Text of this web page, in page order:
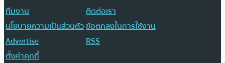
ทีมงาน
ติดต่อเรา
นโยบายความเป็นส่วนตัวข้อตกลงในการใช้งาน
Advertise
RSS
ตั้งค่าคุกกี้